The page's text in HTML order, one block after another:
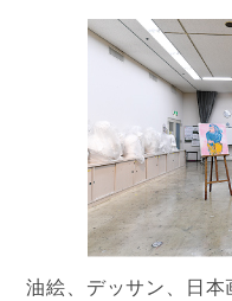
油絵、デッサン、日